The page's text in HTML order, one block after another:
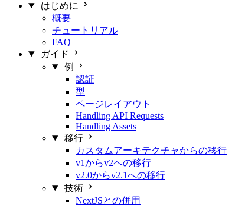
はじめに
概要
チュートリアル
FAQ
ガイド
例
認証
型
ページレイアウト
Handling API Requests
Handling Assets
移行
カスタムアーキテクチャからの移行
v1からv2への移行
v2.0からv2.1への移行
技術
NextJSとの併用